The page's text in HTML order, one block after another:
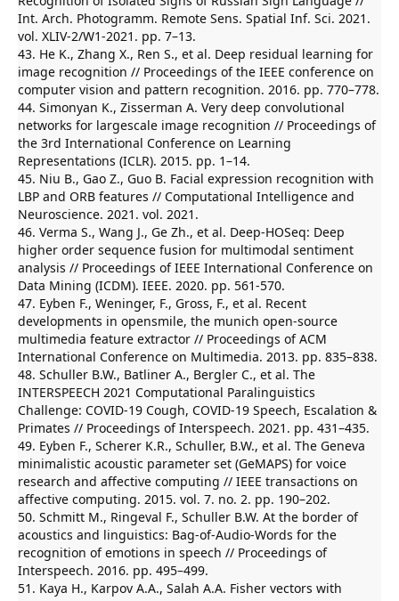
Int. Arch. Photogramm. Remote Sens. Spatial Inf. Sci. 2021.
vol. XLIV-2/W1-2021. pp. 7–13.
43. He K., Zhang X., Ren S., et al. Deep residual learning for
image recognition // Proceedings of the IEEE conference on
computer vision and pattern recognition. 2016. pp. 770–778.
44. Simonyan K., Zisserman A. Very deep convolutional
networks for largescale image recognition // Proceedings of
the 3rd International Conference on Learning
Representations (ICLR). 2015. pp. 1–14.
45. Niu B., Gao Z., Guo B. Facial expression recognition with
LBP and ORB features // Computational Intelligence and
Neuroscience. 2021. vol. 2021.
46. Verma S., Wang J., Ge Zh., et al. Deep-HOSeq: Deep
higher order sequence fusion for multimodal sentiment
analysis // Proceedings of IEEE International Conference on
Data Mining (ICDM). IEEE. 2020. pp. 561-570.
47. Eyben F., Weninger, F., Gross, F., et al. Recent
developments in opensmile, the munich open-source
multimedia feature extractor // Proceedings of ACM
International Conference on Multimedia. 2013. pp. 835–838.
48. Schuller B.W., Batliner A., Bergler C., et al. The
INTERSPEECH 2021 Computational Paralinguistics
Challenge: COVID-19 Cough, COVID-19 Speech, Escalation &
Primates // Proceedings of Interspeech. 2021. pp. 431–435.
49. Eyben F., Scherer K.R., Schuller, B.W., et al. The Geneva
minimalistic acoustic parameter set (GeMAPS) for voice
research and affective computing // IEEE transactions on
affective computing. 2015. vol. 7. no. 2. pp. 190–202.
50. Schmitt M., Ringeval F., Schuller B.W. At the border of
acoustics and linguistics: Bag-of-Audio-Words for the
recognition of emotions in speech // Proceedings of
Interspeech. 2016. pp. 495–499.
51. Kaya H., Karpov A.A., Salah A.A. Fisher vectors with